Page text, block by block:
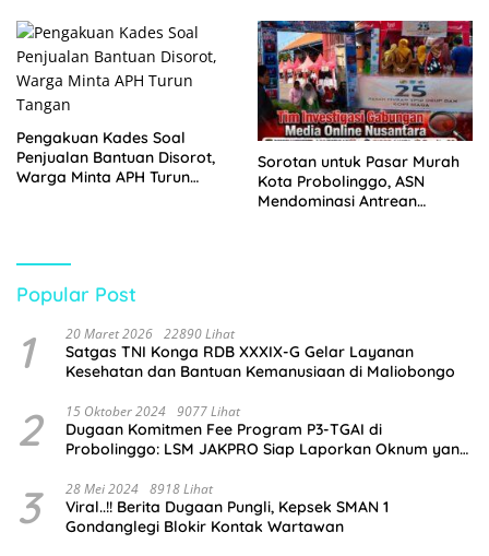
Pengakuan Kades Soal
Penjualan Bantuan Disorot,
Warga Minta APH Turun
Sorotan untuk Pasar Murah
Kota Probolinggo, ASN
Mendominasi Antrean
Popular Post
1 20 Maret 2026 22890 Lihat
Satgas TNI Konga RDB XXXIX-G Gelar Layanan
Kesehatan dan Bantuan Kemanusiaan di Maliobongo
2 15 Oktober 2024 9077 Lihat
Dugaan Komitmen Fee Program P3-TGAI di
Probolinggo: LSM JAKPRO Siap Laporkan Oknum yang
3 28 Mei 2024 8918 Lihat
Viral..!! Berita Dugaan Pungli, Kepsek SMAN 1
Gondanglegi Blokir Kontak Wartawan